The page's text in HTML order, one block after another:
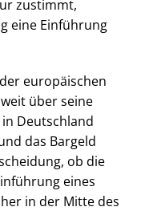
zustimmt,
eine Einführung
europäischen
über seine
Deutschland
das Bargeld
ob die
eines
in der Mitte des